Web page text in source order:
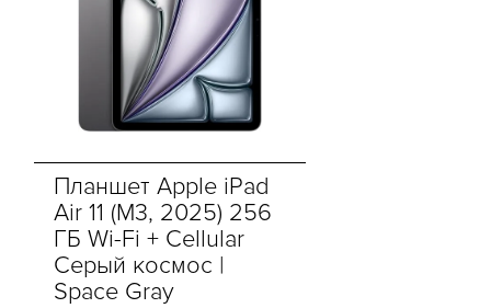
Планшет Apple iPad
Air 11 (M3, 2025) 256
ГБ Wi-Fi + Cellular
Cерый космос |
Space Gray